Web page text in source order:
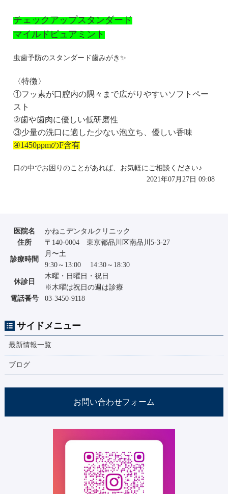
チェックアップスタンダード
マイルドピュアミント
虫歯予防のスタンダード歯みがき✨
〈特徴〉
①フッ素が口腔内の隅々まで広がりやすいソフトペー
スト
②歯や歯肉に優しい低研磨性
③少量の洗口に適した少ない泡立ち、優しい香味
④1450ppmのF含有
口の中でお困りのことがあれば、お気軽にご相談ください♪
2021年07月27日 09:08
医院名
かねこデンタルクリニック
住所
〒140-0004 東京都品川区南品川5-3-27
診療時間
月〜土
9:30～13:00 14:30～18:30
休診日
木曜・日曜日・祝日
※木曜は祝日の週は診療
電話番号
03-3450-9118
サイドメニュー
最新情報一覧
ブログ
お問い合わせフォーム